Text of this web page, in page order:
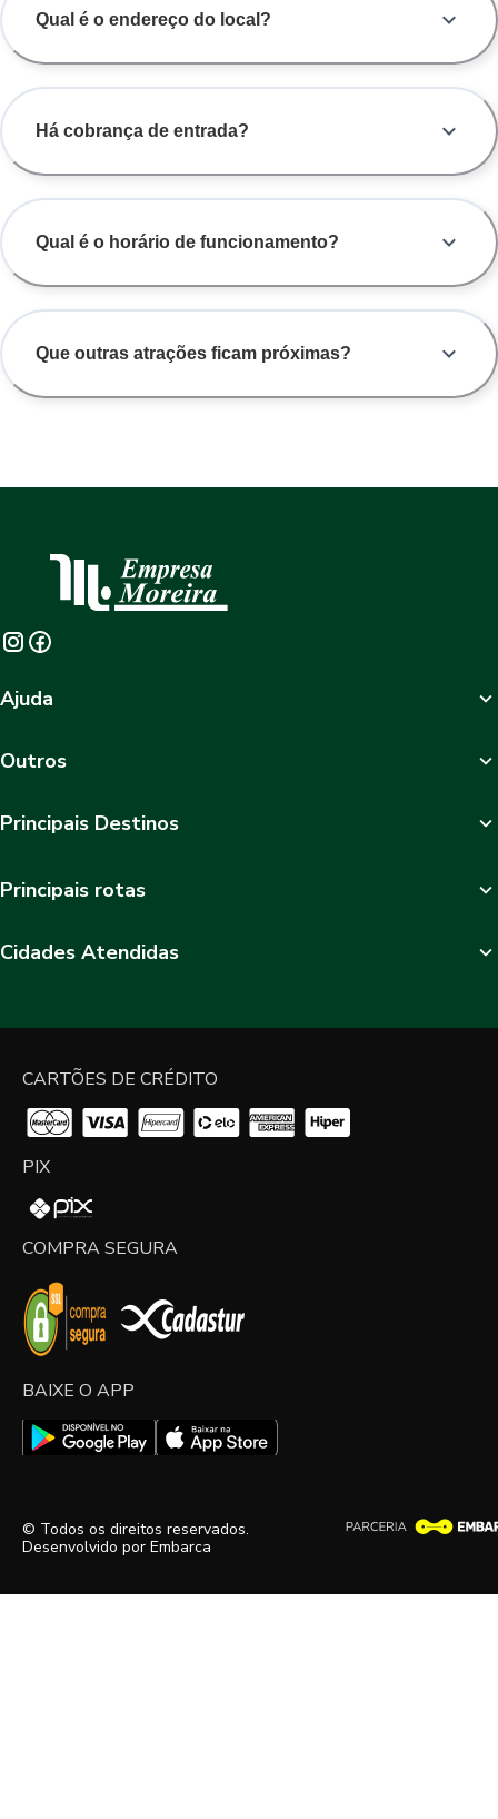
Qual é o endereço do local?
Há cobrança de entrada?
Qual é o horário de funcionamento?
Que outras atrações ficam próximas?
Ajuda
Outros
Principais Destinos
Principais rotas
Cidades Atendidas
CARTÕES DE CRÉDITO
PIX
COMPRA SEGURA
BAIXE O APP
© Todos os direitos reservados.
Desenvolvido por Embarca